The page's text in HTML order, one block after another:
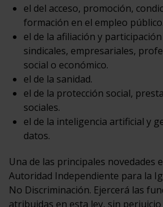
el del acceso, promoción,
formación en el empleo público.
el de la afiliación y
sindicales, empresariales,
social o económico.
el de la sanidad.
el de la protección social,
sociales.
el de la inteligencia artificial y
datos.
Una de las principales novedades
Autoridad Independiente para la
No Discriminación. Ejercerá las
atribuidas en esta ley, sin